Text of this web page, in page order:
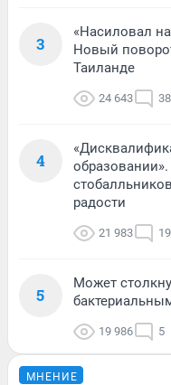
3
«Насиловал
Новый
Таиланде
24 643 38
4
образовании».
радости
21 983 19
5
Может
19 986 5
МНЕНИЕ